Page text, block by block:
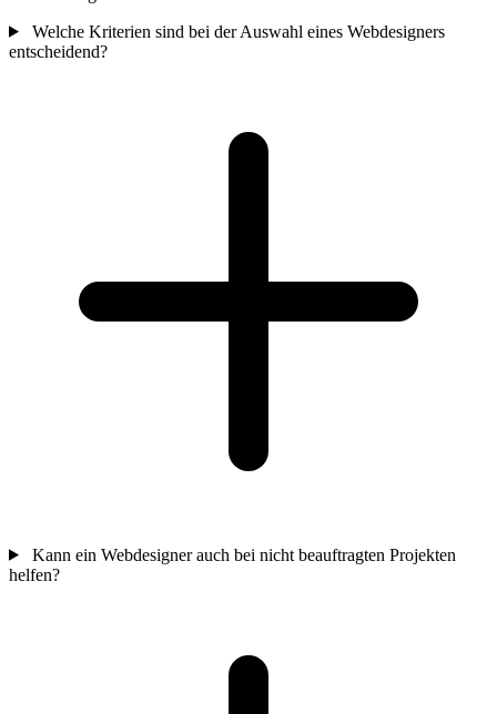
Welche Kriterien sind bei der Auswahl eines Webdesigners
entscheidend?
Kann ein Webdesigner auch bei nicht beauftragten Projekten
helfen?